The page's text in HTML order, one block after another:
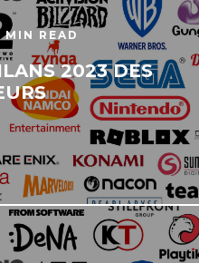
MIN READ
2023 DES